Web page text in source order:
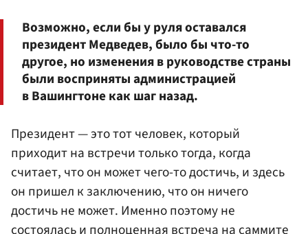
Возможно, если бы у руля оставался
президент Медведев, было бы что-то
другое, но изменения в руководстве страны
были восприняты администрацией
в Вашингтоне как шаг назад.
Президент — это тот человек, который
приходит на встречи только тогда, когда
считает, что он может чего-то достичь, и здесь
он пришел к заключению, что он ничего
достичь не может. Именно поэтому не